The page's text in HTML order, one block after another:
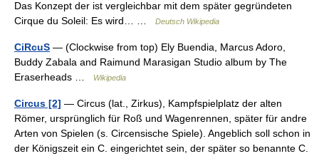
Das Konzept der ist vergleichbar mit dem später gegründeten
Cirque du Soleil: Es wird… …
Deutsch Wikipedia
CiRcuS — (Clockwise from top) Ely Buendia, Marcus Adoro,
Buddy Zabala and Raimund Marasigan Studio album by The
Eraserheads …
Wikipedia
Circus [2] — Circus (lat., Zirkus), Kampfspielplatz der alten
Römer, ursprünglich für Roß und Wagenrennen, später für andre
Arten von Spielen (s. Circensische Spiele). Angeblich soll schon in
der Königszeit ein C. eingerichtet sein, der später so benannte C.